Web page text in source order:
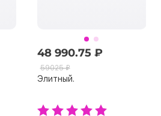
48 990.75 ₽
59025 ₽
Элитный.